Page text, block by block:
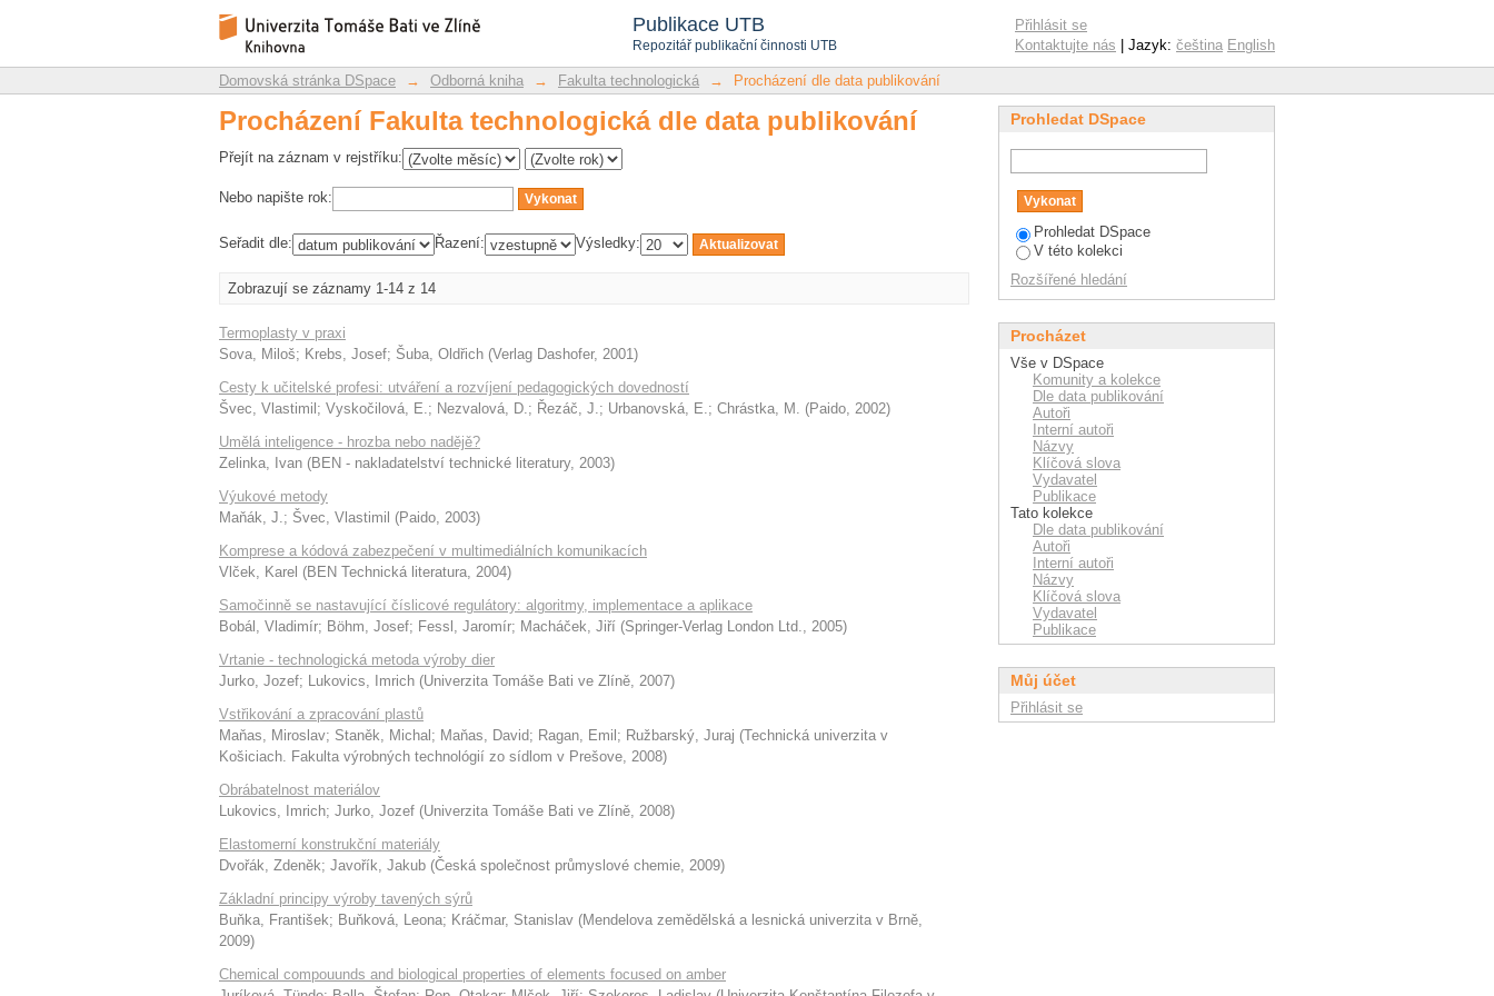
Publikace UTB
Repozitář publikační činnosti UTB
Procházení Fakulta technologická dle data publikování
Repozitář DSpace/Manakin
Přihlásit se
Kontaktujte nás | Jazyk: čeština English
Domovská stránka DSpace → Odborná kniha → Fakulta technologická → Procházení dle data publikování
Procházení Fakulta technologická dle data publikování
Přejít na záznam v rejstříku:
Nebo napište rok:
Seřadit dle: Řazení: Výsledky:
Zobrazují se záznamy 1-14 z 14
Termoplasty v praxi
Sova, Miloš; Krebs, Josef; Šuba, Oldřich (Verlag Dashofer, 2001)
Cesty k učitelské profesi: utváření a rozvíjení pedagogických dovedností
Švec, Vlastimil ; Vyskočilová, E.; Nezvalová, D.; Řezáč, J.; Urbanovská, E.; Chrástka, M. (Paido, 2002)
Umělá inteligence - hrozba nebo nadějě?
Zelinka, Ivan (BEN - nakladatelství technické literatury, 2003)
Výukové metody
Maňák, J.; Švec, Vlastimil (Paido, 2003)
Komprese a kódová zabezpečení v multimediálních komunikacích
Vlček, Karel (BEN Technická literatura, 2004)
Samočinně se nastavující číslicové regulátory: algoritmy, implementace a aplikace
Bobál, Vladimír; Böhm, Josef; Fessl, Jaromír; Macháček, Jiří (Springer-Verlag London Ltd., 2005)
Vrtanie - technologická metoda výroby dier
Jurko, Jozef; Lukovics, Imrich (Univerzita Tomáše Bati ve Zlíně, 2007)
Vstřikování a zpracování plastů
Maňas, Miroslav; Staněk, Michal ; Maňas, David; Ragan, Emil ; Ružbarský, Juraj (Technická univerzita v
Košiciach. Fakulta výrobných technológií zo sídlom v Prešove, 2008)
Obrábatelnost materiálov
Lukovics, Imrich; Jurko, Jozef (Univerzita Tomáše Bati ve Zlíně, 2008)
Elastomerní konstrukční materiály
Dvořák, Zdeněk; Javořík, Jakub (Česká společnost průmyslové chemie, 2009)
Základní principy výroby tavených sýrů
Buňka, František; Buňková, Leona; Kráčmar, Stanislav (Mendelova zemědělská a lesnická univerzita v Brně,
2009)
Chemical compouunds and biological properties of elements focused on amber
Prohledat DSpace
Prohledat DSpace
V této kolekci
Rozšířené hledání
Procházet
Vše v DSpace
Komunity a kolekce
Dle data publikování
Autoři
Interní autoři
Názvy
Klíčová slova
Vydavatel
Publikace
Tato kolekce
Dle data publikování
Autoři
Interní autoři
Názvy
Klíčová slova
Vydavatel
Publikace
Můj účet
Přihlásit se